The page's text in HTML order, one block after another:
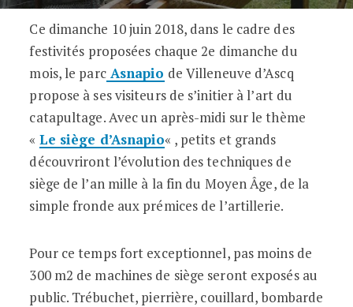
Dimanche festif au parc Asnapio
Ce dimanche 10 juin 2018, dans le cadre des
festivités proposées chaque 2e dimanche du
mois, le parcAsnapio de Villeneuve d’Ascq
propose à ses visiteurs de s’initier à l’art du
catapultage. Avec un après-midi sur le thème
« Le siège d’Asnapio« , petits et grands
découvriront l’évolution des techniques de
siège de l’an mille à la fin du Moyen Âge, de la
simple fronde aux prémices de l’artillerie.
Pour ce temps fort exceptionnel, pas moins de
300 m2 de machines de siège seront exposés au
public. Trébuchet, pierrière, couillard, bombarde